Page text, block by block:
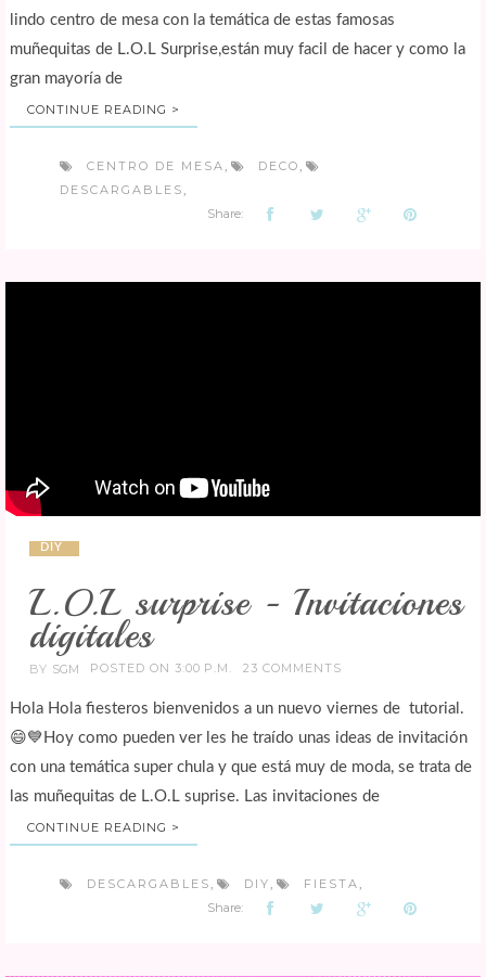
lindo centro de mesa con la temática de estas famosas
muñequitas de L.O.L Surprise,están muy facil de hacer y como la
gran mayoría de
CONTINUE READING >
CENTRO DE MESA DECO
DESCARGABLES
Share:
DIY
L.O.L surprise - Invitaciones
digitales
BY SGM POSTED ON 3:00 P.M. 23 COMMENTS
Hola Hola fiesteros bienvenidos a un nuevo viernes de tutorial.
😄💙Hoy como pueden ver les he traído unas ideas de invitación
con una temática super chula y que está muy de moda, se trata de
las muñequitas de L.O.L suprise. Las invitaciones de
CONTINUE READING >
DESCARGABLES DIY FIESTA
Share: